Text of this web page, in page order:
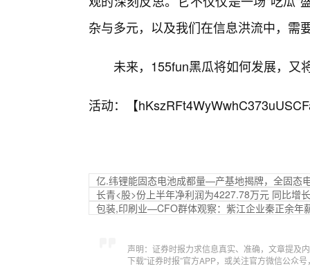
杂与多元，以及我们在信息洪流中，需
未来，155fun黑瓜将如何发展，又
活动：【
亿.纬锂能固态电池成都量—产基地揭牌，全固态
长青<股>份上半年净利润为4227.78万元 同比增
包装,印刷业—CFO群体观察：紫江企业秦正余年
声明：证券时报力求信息真实、准确，文章提及
下载“证券时报”官方APP，或关注官方微信公众